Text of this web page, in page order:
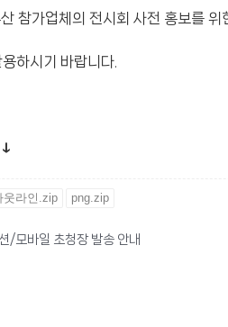
가업체의 전시회 사전 홍보를 위
하시기 바랍니다.
웃라인.zip png.zip
/모바일 초청장 발송 안내